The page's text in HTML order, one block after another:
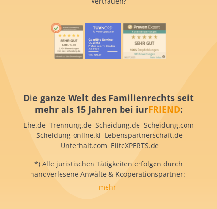
Die ganze Welt des Familienrechts seit
mehr als 15 Jahren bei iurFRIEND:
Ehe.de Trennung.de Scheidung.de Scheidung.com
Scheidung-online.ki Lebenspartnerschaft.de
Unterhalt.com EliteXPERTS.de
*) Alle juristischen Tätigkeiten erfolgen durch
handverlesene Anwälte & Kooperationspartner:
mehr